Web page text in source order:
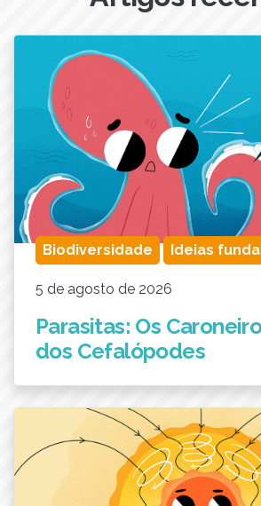
Biodiversidade Ideias
5 de agosto de 2026
Parasitas: Os
dos Cefalópodes